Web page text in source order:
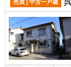
売買 | 中古一戸建